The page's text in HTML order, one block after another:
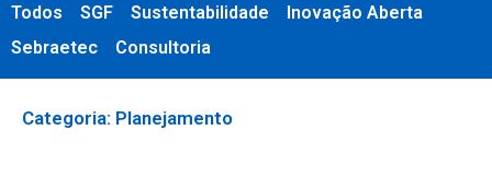
Todos SGF Sustentabilidade
Inovação Aberta
Sebraetec
Consultoria
Categoria: Planejamento